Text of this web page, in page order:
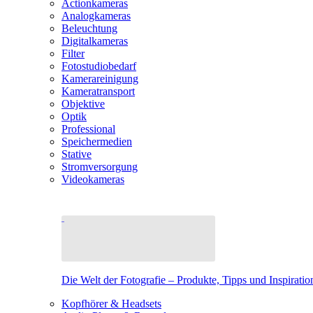
Actionkameras
Analogkameras
Beleuchtung
Digitalkameras
Filter
Fotostudiobedarf
Kamerareinigung
Kameratransport
Objektive
Optik
Professional
Speichermedien
Stative
Stromversorgung
Videokameras
Die Welt der Fotografie – Produkte, Tipps und
Kopfhörer & Headsets